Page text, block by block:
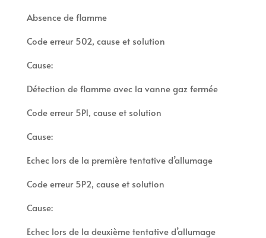
Absence de flamme
Code erreur 502, cause et solution
Cause:
Détection de flamme avec la vanne gaz fermée
Code erreur 5P1, cause et solution
Cause:
Echec lors de la première tentative d’allumage
Code erreur 5P2, cause et solution
Cause:
Echec lors de la deuxième tentative d’allumage